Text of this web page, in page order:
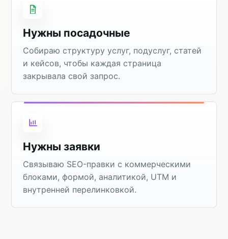
Нужны посадочные
Собираю структуру услуг, подуслуг, статей
и кейсов, чтобы каждая страница
закрывала свой запрос.
Нужны заявки
Связываю SEO-правки с коммерческими
блоками, формой, аналитикой, UTM и
внутренней перелинковкой.